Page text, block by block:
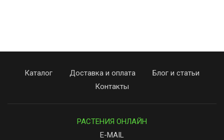
Каталог Доставка и оплата
Блог и статьи
Контакты
РАСТЕНИЯ ОНЛАЙН
E-MAIL